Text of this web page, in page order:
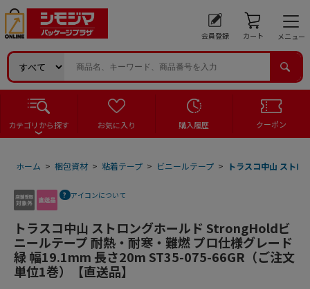
会員登録 カート メニュー
カテゴリから探す お気に入り 購入履歴 クーポン
ホーム > 梱包資材 > 粘着テープ > ビニールテープ > トラスコ中山 スト
アイコンについて
トラスコ中山 ストロングホールド StrongHoldビ
ニールテープ 耐熱・耐寒・難燃 プロ仕様グレード
緑 幅19.1mm 長さ20m ST35-075-66GR（ご注文
単位1巻）【直送品】